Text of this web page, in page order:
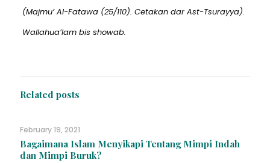
(Majmu’ Al-Fatawa (25/110). Cetakan dar Ast-Tsurayya).
Wallahua’lam bis showab.
Related posts
February 19, 2021
Bagaimana Islam Menyikapi Tentang Mimpi Indah
dan Mimpi Buruk?